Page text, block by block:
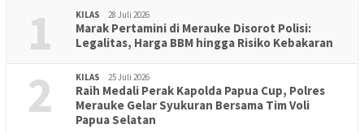
1 KILAS 28 Juli 2026
Marak Pertamini di Merauke Disorot Polisi:
Legalitas, Harga BBM hingga Risiko Kebakaran
2 KILAS 25 Juli 2026
Raih Medali Perak Kapolda Papua Cup, Polres
Merauke Gelar Syukuran Bersama Tim Voli
Papua Selatan